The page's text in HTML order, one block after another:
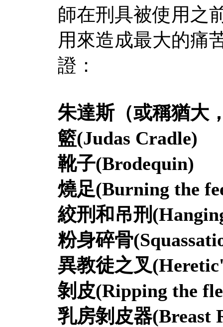
師在刑具被使用之
用來造成最大的痛
證 ：
朱達斯（或稱猶大
籃(Judas Cradle)
靴子(Brodequin)
燒足(Burning the
絞刑和吊刑
粉身碎骨
異教徒之叉
剝皮(Ripping the
乳房剝皮器(Breast